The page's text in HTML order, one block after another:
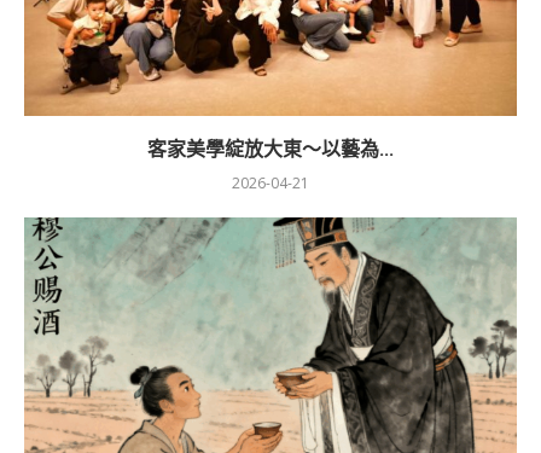
客家美學綻放大東～以藝為...
2026-04-21